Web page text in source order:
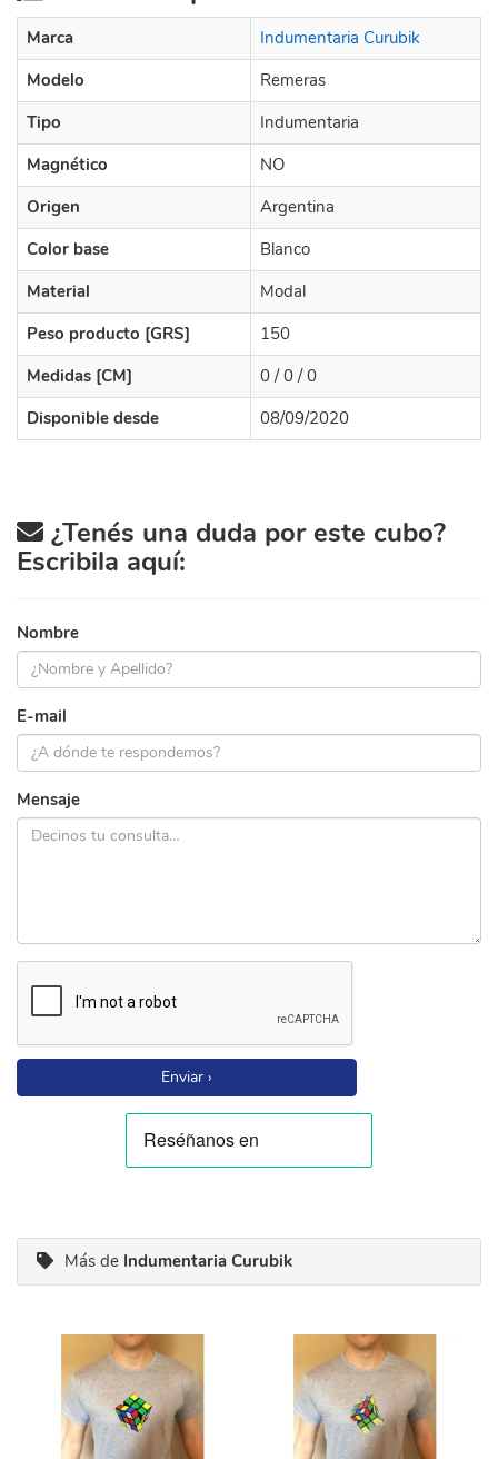
Marca
Indumentaria Curubik
Modelo
Remeras
Tipo
Indumentaria
Magnético
NO
Origen
Argentina
Color base
Blanco
Material
Modal
Peso producto [GRS]
150
Medidas [CM]
0 / 0 / 0
Disponible desde
08/09/2020
¿Tenés una duda por este cubo?
Escribila aquí:
Nombre
E-mail
Mensaje
Enviar ›
Más de Indumentaria Curubik